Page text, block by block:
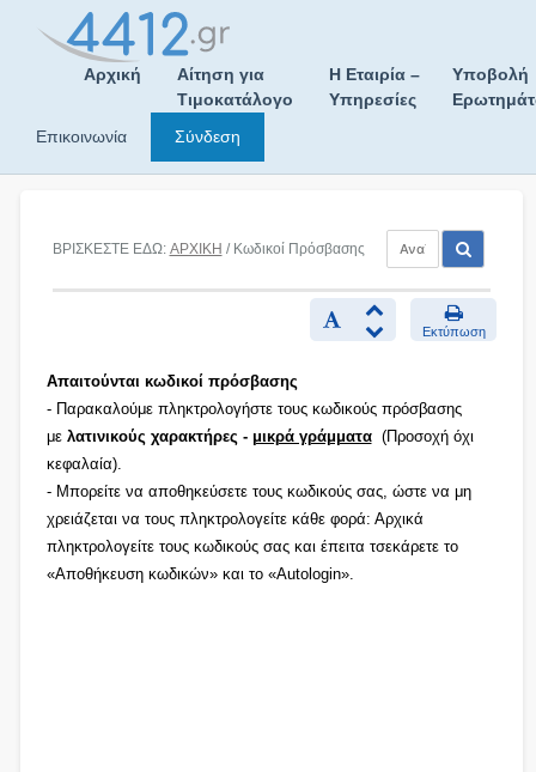
Αρχική
Αίτηση για
Τιμοκατάλογο
Η Εταιρία –
Υπηρεσίες
Υποβολή
Επικοινωνία
Σύνδεση
ΒΡΙΣΚΕΣΤΕ ΕΔΩ: ΑΡΧΙΚΗ / Κωδικοί Πρόσβασης
Εκτύπωση
Απαιτούνται κωδικοί πρόσβασης
- Παρακαλούμε πληκτρολογήστε τους κωδικούς πρόσβασης
με λατινικούς χαρακτήρες - μικρά γράμματα(Προσοχή όχι
κεφαλαία).
- Μπορείτε να αποθηκεύσετε τους κωδικούς σας, ώστε να μη
χρειάζεται να τους πληκτρολογείτε κάθε φορά: Αρχικά
πληκτρολογείτε τους κωδικούς σας και έπειτα τσεκάρετε το
«Αποθήκευση κωδικών» και το «Autologin».